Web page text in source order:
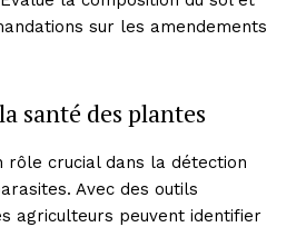
sur les amendements
santé des plantes
rôle crucial dans la détection
Avec des outils
agriculteurs peuvent identifier